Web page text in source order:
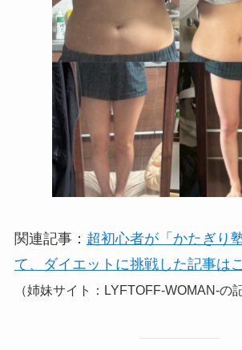
関連記事： 超初心者が「かたぎり
て、ダイエットに挑戦した記事は
（姉妹サイト：LYFTOFF-WOMAN-の